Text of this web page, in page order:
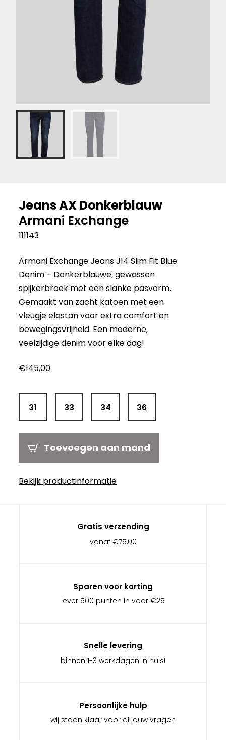
Jeans AX Donkerblauw
Armani Exchange
111143
Armani Exchange Jeans J14 Slim Fit Blue
Denim – Donkerblauwe, gewassen
spijkerbroek met een slanke pasvorm.
Gemaakt van zacht katoen met een
vleugje elastan voor extra comfort en
bewegingsvrijheid. Een moderne,
veelzijdige denim voor elke dag!
€145,00
31 33 34 36
Toevoegen aan mand
Bekijk productinformatie
Gratis verzending
vanaf €75,00
Sparen voor korting
lever 500 punten in voor €25
Snelle levering
binnen 1-3 werkdagen in huis!
Persoonlijke hulp
wij staan klaar voor al jouw vragen